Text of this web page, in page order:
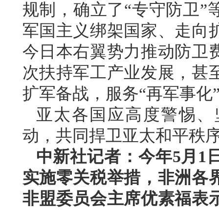
规制，确立了“专守防卫”
军国主义绑架国家、走向
今日本右翼势力推动防卫
次扶持军工产业发展，甚
扩军备战，服务“再军事化
亚太各国应高度警惕
动，共同捍卫亚太和平秩
中新社记者：今年5月1
实施零关税举措，非洲各
非盟委员会主席优素福表